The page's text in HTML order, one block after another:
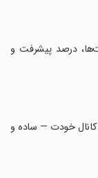
درصد پیشرفت و
کانال خودت — ساده و